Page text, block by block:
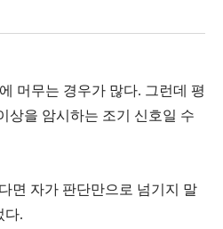
머무는 경우가 많다. 그런데 평
상을 암시하는 조기 신호일 수
면 자가 판단만으로 넘기지 말
다.